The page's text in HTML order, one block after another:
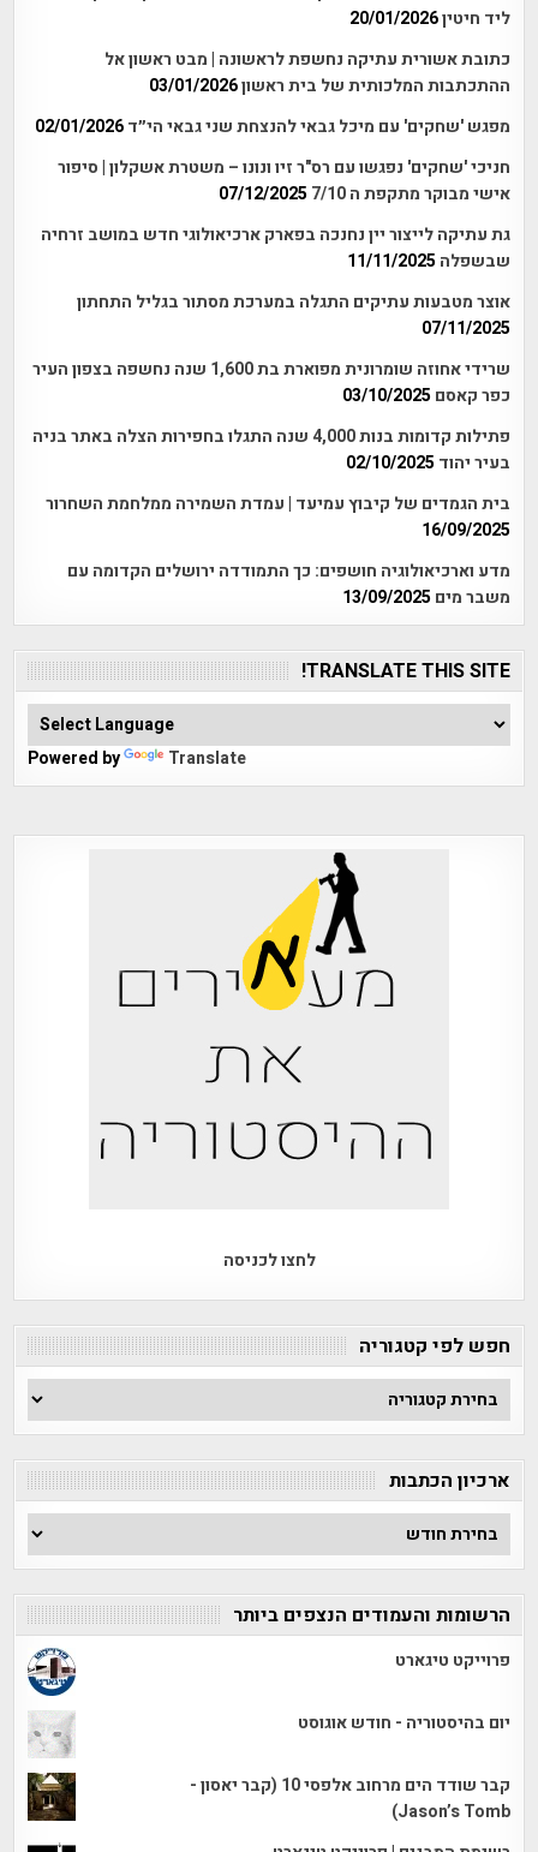
ליד חיטין20/01/2026
כתובת אשורית עתיקה נחשפת לראשונה | מבט ראשון אל
ההתכתבות המלכותית של בית ראשון03/01/2026
מפגש 'שחקים' עם מיכל גבאי להנצחת שני גבאי הי״ד 02/01/2026
חניכי 'שחקים' נפגשו עם רס"ר זיו ונונו – משטרת אשקלון | סיפור
אישי מבוקר מתקפת ה 7/10
07/12/2025
גת עתיקה לייצור יין נחנכה בפארק ארכיאולוגי חדש במושב זרחיה
שבשפלה 11/11/2025
אוצר מטבעות עתיקים התגלה במערכת מסתור בגליל התחתון
07/11/2025
שרידי אחוזה שומרונית מפוארת בת 1,600 שנה נחשפה בצפון העיר
כפר קאסם 03/10/2025
פתילות קדומות בנות 4,000 שנה התגלו בחפירות הצלה באתר בניה
בעיר יהוד 02/10/2025
בית הגמדים של קיבוץ עמיעד | עמדת השמירה ממלחמת השחרור
16/09/2025
מדע וארכיאולוגיה חושפים: כך התמודדה ירושלים הקדומה עם
משבר מים 13/09/2025
TRANSLATE THIS SITE!
Powered by Translate
לחצו לכניסה
חפש לפי קטגוריה
חפש
לפי
קטגוריה
ארכיון הכתבות
ארכיון
הכתבות
הרשומות והעמודים הנצפים ביותר
פרוייקט טיגארט
יום בהיסטוריה - חודש אוגוסט
קבר שודד הים מרחוב אלפסי 10 (קבר יאסון -
Jason’s Tomb)